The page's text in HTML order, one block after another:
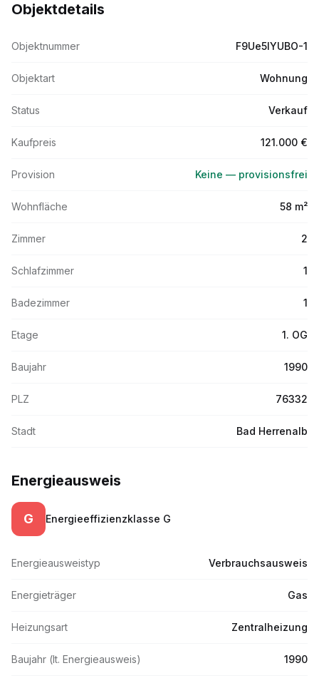
Objektdetails
Objektnummer F9Ue5lYUBO-1
Objektart Wohnung
Status Verkauf
Kaufpreis 121.000 €
Provision Keine — provisionsfrei
Wohnfläche 58 m²
Zimmer 2
Schlafzimmer 1
Badezimmer 1
Etage 1. OG
Baujahr 1990
PLZ 76332
Stadt Bad Herrenalb
Energieausweis
G Energieeffizienzklasse G
Energieausweistyp Verbrauchsausweis
Energieträger Gas
Heizungsart Zentralheizung
Baujahr (lt. Energieausweis) 1990